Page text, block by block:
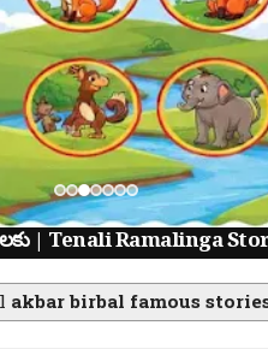
| Tenali Ramalinga
akbar birbal famous